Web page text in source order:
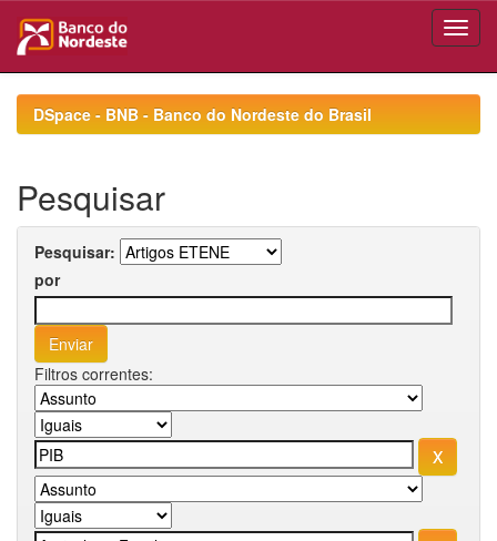
navigationDSpace - BNB - Banco do Nordeste do Brasil
Pesquisar
Pesquisar:
por
Filtros correntes: